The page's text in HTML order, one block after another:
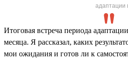
адаптации
Итоговая встреча периода
месяца. Я рассказал, каких
мои ожидания и готов ли к